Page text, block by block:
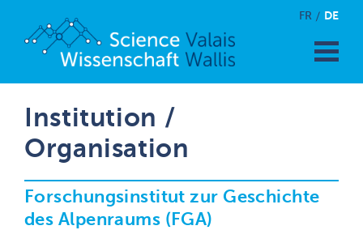
FR DE
Institution /
Organisation
Forschungsinstitut zur Geschichte
des Alpenraums (FGA)